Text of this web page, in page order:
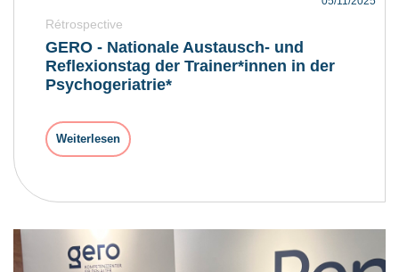
Rétrospective
GERO - Nationale Austausch- und
Reflexionstag der Trainer*innen in der
Psychogeriatrie*
Weiterlesen